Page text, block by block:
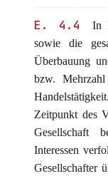
E. 4.4
In
sowie die
Überbauung
bzw.
Zeitpunkt des
Gesellschaft
Interessen
Gesellschafter